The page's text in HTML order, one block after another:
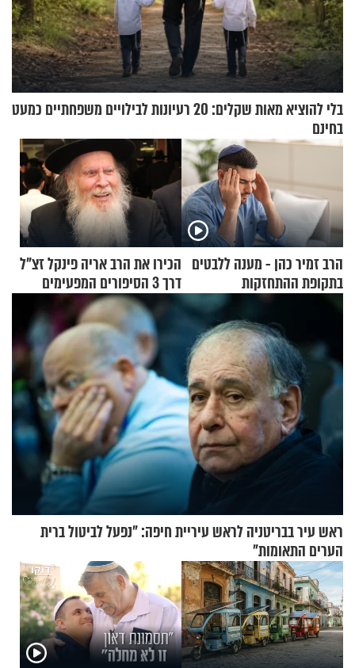
בלי להוציא מאות שקלים: 20 רעיונות לבילויים משפחתיים כמעט
בחינם
הרב זמיר כהן - מענה ללבטים
בתקופת ההתחזקות
הכירו את הרב אריה פינקל זצ"ל
דרך 3 הסיפורים המפעימים
האלה
ראש עיר בבריטניה לראש עיריית חיפה: ״נפעל לביטול ברית
הערים התאומות״